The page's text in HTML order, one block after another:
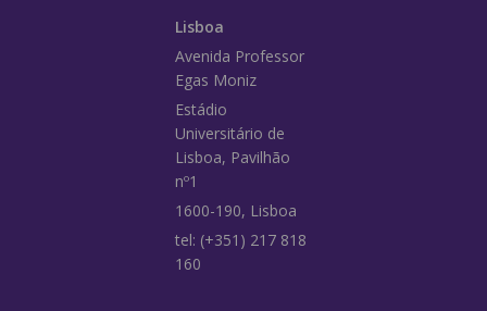
Lisboa
Avenida Professor
Egas Moniz
Estádio
Universitário de
Lisboa, Pavilhão
nº1
1600-190, Lisboa
tel: (+351) 217 818
160